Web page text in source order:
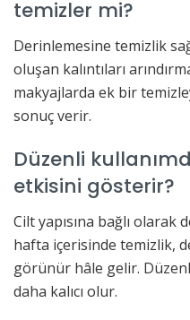
temizler mi?
Derinlemesine temizlik
oluşan kalıntıları
makyajlarda ek bir
sonuç verir.
Düzenli
etkisini gösterir?
Cilt yapısına bağlı
hafta içerisinde temizlik,
görünür hâle gelir.
daha kalıcı olur.